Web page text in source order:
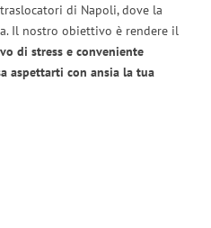
di Napoli, dove la
Il nostro obiettivo è rendere il
di stress e conveniente
aspettarti con ansia la tua